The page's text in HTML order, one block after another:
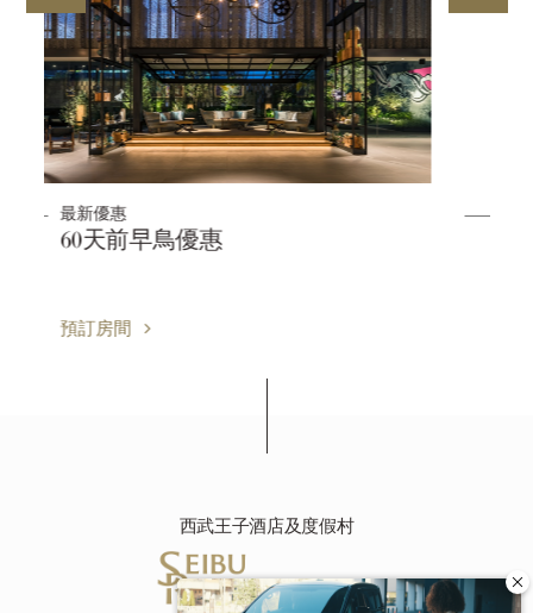
最新優惠
30天前早鳥優惠
預訂房間
西武王子酒店及度假村